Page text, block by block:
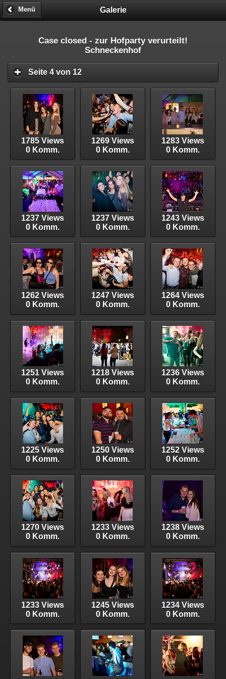
Galerie
Menü
Case closed - zur Hofparty verurteilt!
Schneckenhof
Seite 4 von 12
1785 Views
0 Komm.
1269 Views
0 Komm.
1283 Views
0 Komm.
1237 Views
0 Komm.
1237 Views
0 Komm.
1243 Views
0 Komm.
1262 Views
0 Komm.
1247 Views
0 Komm.
1264 Views
0 Komm.
1251 Views
0 Komm.
1218 Views
0 Komm.
1236 Views
0 Komm.
1225 Views
0 Komm.
1250 Views
0 Komm.
1252 Views
0 Komm.
1270 Views
0 Komm.
1233 Views
0 Komm.
1238 Views
0 Komm.
1233 Views
0 Komm.
1245 Views
0 Komm.
1234 Views
0 Komm.